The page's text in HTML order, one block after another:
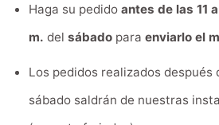
Haga su pedido antes de las 11
m. del sábadopara enviarlo el
Los pedidos realizados después
sábado saldrán de nuestras